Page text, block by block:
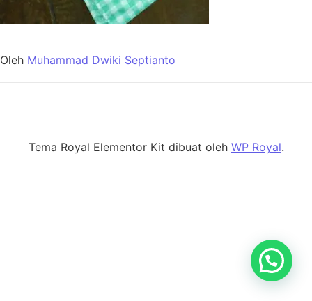
Oleh Muhammad Dwiki Septianto
Tema Royal Elementor Kit dibuat oleh WP Royal.